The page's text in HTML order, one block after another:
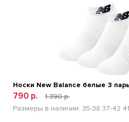
БЫСТРЫЙ
Носки New Balance белые 3
790 р.
1 390 р.
Размеры в наличии: 35-38 37-42